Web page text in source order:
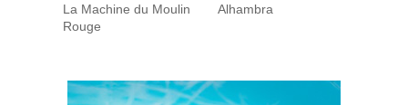
La Machine du Moulin
Rouge
Alhambra